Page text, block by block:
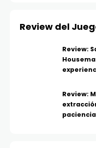
Review del
Review:
Review: